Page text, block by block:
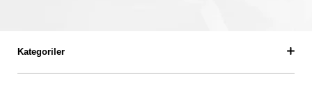
Kategoriler